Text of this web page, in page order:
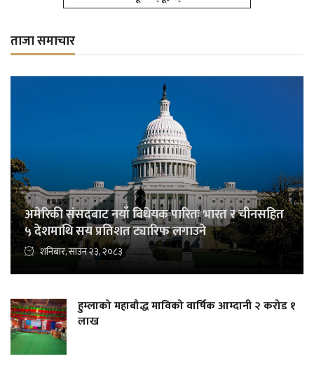
ताजा समाचार
अमेरिकी संसदबाट नयाँ विधेयक पारितः भारत र चीनसहित
५ देशमाथि सय प्रतिशत ट्यारिफ लगाउने
शनिबार, साउन २३, २०८३
हुम्लाको महाबौद्ध माविको वार्षिक आम्दानी २ करोड १
लाख